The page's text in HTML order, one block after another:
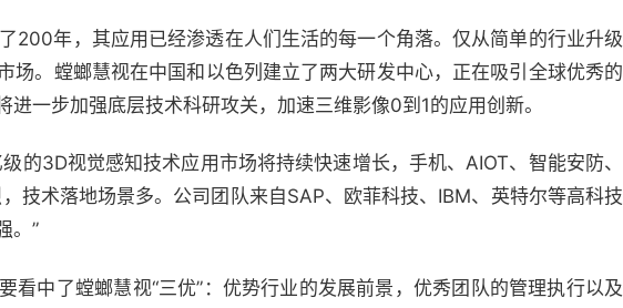
200年，其应用已经渗透在人们生活的每一个角落。仅从简单的行业升级
场。螳螂慧视在中国和以色列建立了两大研发中心，正在吸引全球优秀的
一步加强底层技术科研攻关，加速三维影像0到1的应用创新。
级的3D视觉感知技术应用市场将持续快速增长，手机、AIOT、智能安防、
技术落地场景多。公司团队来自SAP、欧菲科技、IBM、英特尔等高科技
。”
看中了螳螂慧视“三优”：优势行业的发展前景，优秀团队的管理执行以及